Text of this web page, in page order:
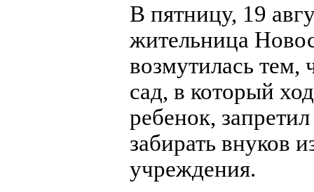
В пятницу, 19
жительница
возмутилась тем,
сад, в который
ребенок,
забирать внуков
учреждения.